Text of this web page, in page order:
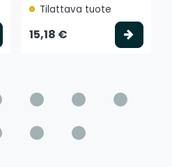
Valitse vaihtoehto
Tilattava tuote
15,18 €